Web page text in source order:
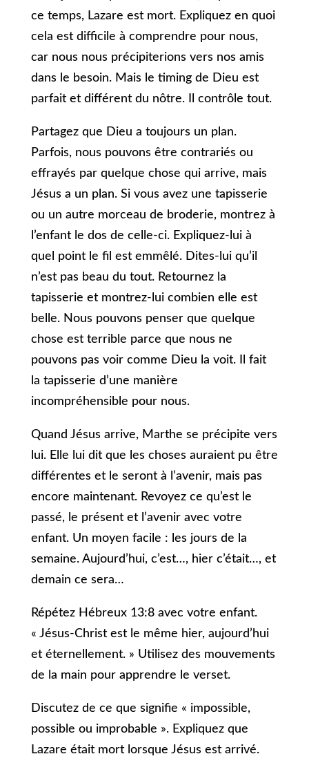
ce temps, Lazare est mort. Expliquez en quoi
cela est difficile à comprendre pour nous,
car nous nous précipiterions vers nos amis
dans le besoin. Mais le timing de Dieu est
parfait et différent du nôtre. Il contrôle tout.
Partagez que Dieu a toujours un plan.
Parfois, nous pouvons être contrariés ou
effrayés par quelque chose qui arrive, mais
Jésus a un plan. Si vous avez une tapisserie
ou un autre morceau de broderie, montrez à
l’enfant le dos de celle-ci. Expliquez-lui à
quel point le fil est emmêlé. Dites-lui qu’il
n’est pas beau du tout. Retournez la
tapisserie et montrez-lui combien elle est
belle. Nous pouvons penser que quelque
chose est terrible parce que nous ne
pouvons pas voir comme Dieu la voit. Il fait
la tapisserie d’une manière
incompréhensible pour nous.
Quand Jésus arrive, Marthe se précipite vers
lui. Elle lui dit que les choses auraient pu être
différentes et le seront à l’avenir, mais pas
encore maintenant. Revoyez ce qu’est le
passé, le présent et l’avenir avec votre
enfant. Un moyen facile : les jours de la
semaine. Aujourd’hui, c’est…, hier c’était…, et
demain ce sera…
Répétez Hébreux 13:8 avec votre enfant.
« Jésus-Christ est le même hier, aujourd’hui
et éternellement. » Utilisez des mouvements
de la main pour apprendre le verset.
Discutez de ce que signifie « impossible,
possible ou improbable ». Expliquez que
Lazare était mort lorsque Jésus est arrivé.